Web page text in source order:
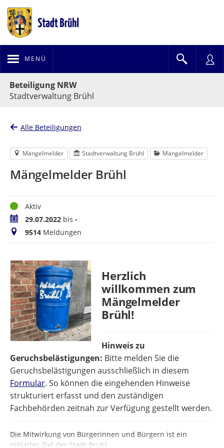
MENÜ
Beteiligung NRW
Stadtverwaltung Brühl
Alle Beteiligungen
Mängelmelder Stadtverwaltung Brühl Mängelmelder
Mängelmelder Brühl
StatusAktiv
Zeitraum29.07.2022 bis -
Meldungen
9514 Meldungen
Herzlich
willkommen zum
Mängelmelder
Brühl!
Hinweis zu
Geruchsbelästigungen: Bitte melden Sie die
Geruchsbelästigungen ausschließlich in diesem
Formular. So können die eingehenden Hinweise
strukturiert erfasst und den zuständigen
Fachbehörden zeitnah zur Verfügung gestellt werden.
Die Mitwirkung von Bürgerinnen und Bürgern ist ein
erklärtes Ziel der Stadt Brühl.